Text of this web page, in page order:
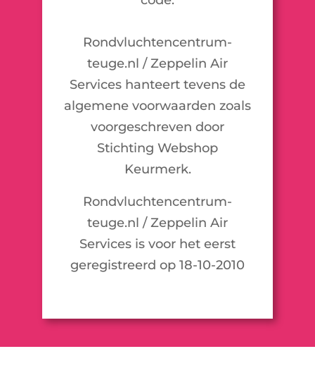
Rondvluchtencentrum-
teuge.nl / Zeppelin Air
Services hanteert tevens de
algemene voorwaarden zoals
voorgeschreven door
Stichting Webshop
Keurmerk.
Rondvluchtencentrum-
teuge.nl / Zeppelin Air
Services is voor het eerst
geregistreerd op 18-10-2010